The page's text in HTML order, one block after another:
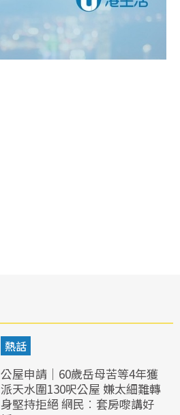
熱話
公屋申請｜60歲岳母苦等4年獲
派天水圍130呎公屋 嫌太細難轉
身堅持拒絕 網民︰套房嚟講好